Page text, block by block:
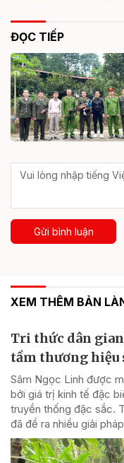
ĐỌC TIẾP
Gửi bình luận
XEM THÊM BẢN
Tri thức dân
tầm thương hiệu
Sâm Ngọc Linh được
bởi giá trị kinh tế đặc
truyền thống đặc sắc.
đã đề ra nhiều giải